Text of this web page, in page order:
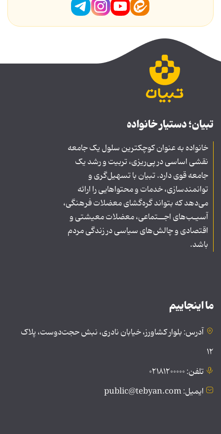
تبیان؛ دستیار خانواده
خانواده به عنوان کوچکترین سلول یک جامعه
نقشی اساسی در پی‌ریزی، تربیت و رشد یک
جامعه قوی دارد. تبیان با تسهیل‌گری و
توانمندسازی، خدمات و محتواهایی را ارائه
می‌دهد که بتواند گره‌گشای معضلات فرهنگی،
آسیـب‌های اجــتماعی، معضلات معیشتی و
اقتصادی و چالش‌های سیاسی در زندگی مردم
باشد.
ما اینجاییم
آدرس: بلوار کشاورز، خیابان نادری، نبش حجت‌دوست، پلاک
۱۲
تلفن: ۰۲۱۸۱۲۰۰۰۰۰
ایمیل: public@tebyan.com